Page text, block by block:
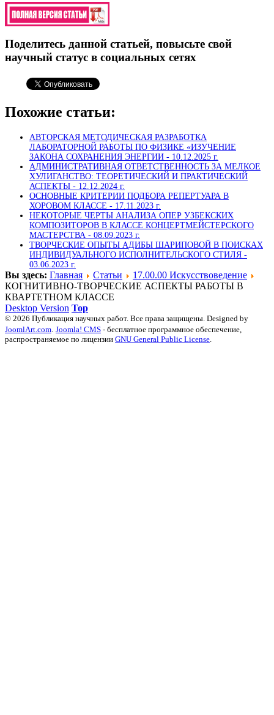
Поделитесь данной статьей, повысьте свой
научный статус в социальных сетях
Похожие статьи:
АВТОРСКАЯ МЕТОДИЧЕСКАЯ РАЗРАБОТКА
ЛАБОРАТОРНОЙ РАБОТЫ ПО ФИЗИКЕ «ИЗУЧЕНИЕ
ЗАКОНА СОХРАНЕНИЯ ЭНЕРГИИ - 10.12.2025 г.
АДМИНИСТРАТИВНАЯ ОТВЕТСТВЕННОСТЬ ЗА МЕЛКОЕ
ХУЛИГАНСТВО: ТЕОРЕТИЧЕСКИЙ И ПРАКТИЧЕСКИЙ
АСПЕКТЫ - 12.12.2024 г.
ОСНОВНЫЕ КРИТЕРИИ ПОДБОРА РЕПЕРТУАРА В
ХОРОВОМ КЛАССЕ - 17.11.2023 г.
НЕКОТОРЫЕ ЧЕРТЫ АНАЛИЗА ОПЕР УЗБЕКСКИХ
КОМПОЗИТОРОВ В КЛАССЕ КОНЦЕРТМЕЙСТЕРСКОГО
МАСТЕРСТВА - 08.09.2023 г.
ТВОРЧЕСКИЕ ОПЫТЫ АДИБЫ ШАРИПОВОЙ В ПОИСКАХ
ИНДИВИДУАЛЬНОГО ИСПОЛНИТЕЛЬСКОГО СТИЛЯ -
03.06.2023 г.
Вы здесь: Главная Статьи
17.00.00 Искусствоведение
КОГНИТИВНО-ТВОРЧЕСКИЕ АСПЕКТЫ РАБОТЫ В
КВАРТЕТНОМ КЛАССЕ
Desktop Version Top
© 2026 Публикация научных работ. Все права защищены. Designed by
JoomlArt.com Joomla! CMS - бесплатное программное обеспечение,
распространяемое по лицензии GNU General Public License